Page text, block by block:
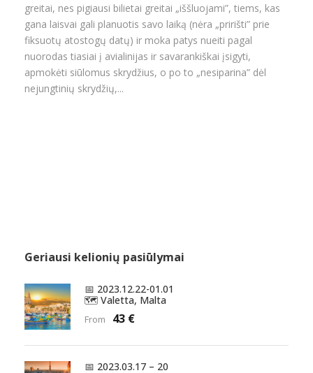
greitai, nes pigiausi bilietai greitai „iššluojami”, tiems, kas
gana laisvai gali planuotis savo laiką (nėra „pririšti” prie
fiksuotų atostogų datų) ir moka patys nueiti pagal
nuorodas tiasiai į avialinijas ir savarankiškai įsigyti,
apmokėti siūlomus skrydžius, o po to „nesiparina” dėl
nejungtinių skrydžių,...
Geriausi kelionių pasiūlymai
📅 2023.12.22-01.01
🗺️ Valetta, Malta
From 43 €
📅 2023.03.17 – 20